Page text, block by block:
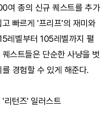
여 종의 신규 퀘스트를 추가
빠르게 '프리프'의 재미와
레벨부터 105레벨까지 펼
스트들은 단순한 사냥을 벗
경험할 수 있게 해준다.
턴즈' 일러스트